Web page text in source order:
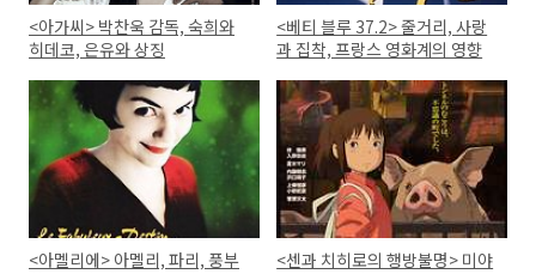
<아가씨> 박찬욱 감독, 숙희와
히데코, 은유와 상징
<베티 블루 37.2> 줄거리, 사랑
과 집착, 프랑스 영화계의 영향
<아멜리에> 아멜리, 파리, 풍부
<센과 치히로의 행방불명> 미야